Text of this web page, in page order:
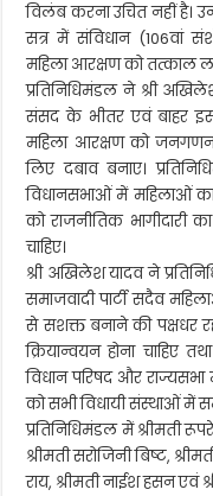
विलंब करना उचित नहीं है।
सत्र में संविधान (106वां
महिला आरक्षण को तत्काल
प्रतिनिधिमंडल ने श्री
संसद के भीतर एवं बाहर
महिला आरक्षण को
लिए दबाव बनाए।
विधानसभाओं में महिलाओं
को राजनीतिक भागीदारी
चाहिए।
श्री अखिलेश यादव ने
समाजवादी पार्टी सदैव
से सशक्त बनाने की पक्षधर
क्रियान्वयन होना
विधान परिषद और
को सभी विधायी संस्थाओं में
प्रतिनिधिमंडल में श्रीमती
श्रीमती सरोजिनी बिष्ट,
राय, श्रीमती नाईश हसन एवं